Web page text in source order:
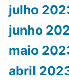
julho
junho
maio
abril